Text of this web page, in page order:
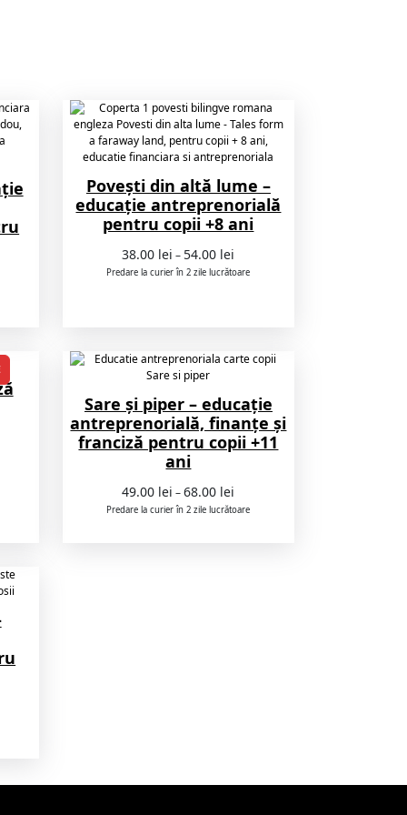
Povești din altă lume –
educație antreprenorială
pentru copii +8 ani
38.00 lei – 54.00 lei
de
Predare la curier în 2 zile lucrătoare
PRODUS
CU
REDUCERE
Sare și piper – educație
antreprenorială, finanțe și
franciză pentru copii +11
ani
49.00 lei – 68.00 lei
de
Predare la curier în 2 zile lucrătoare